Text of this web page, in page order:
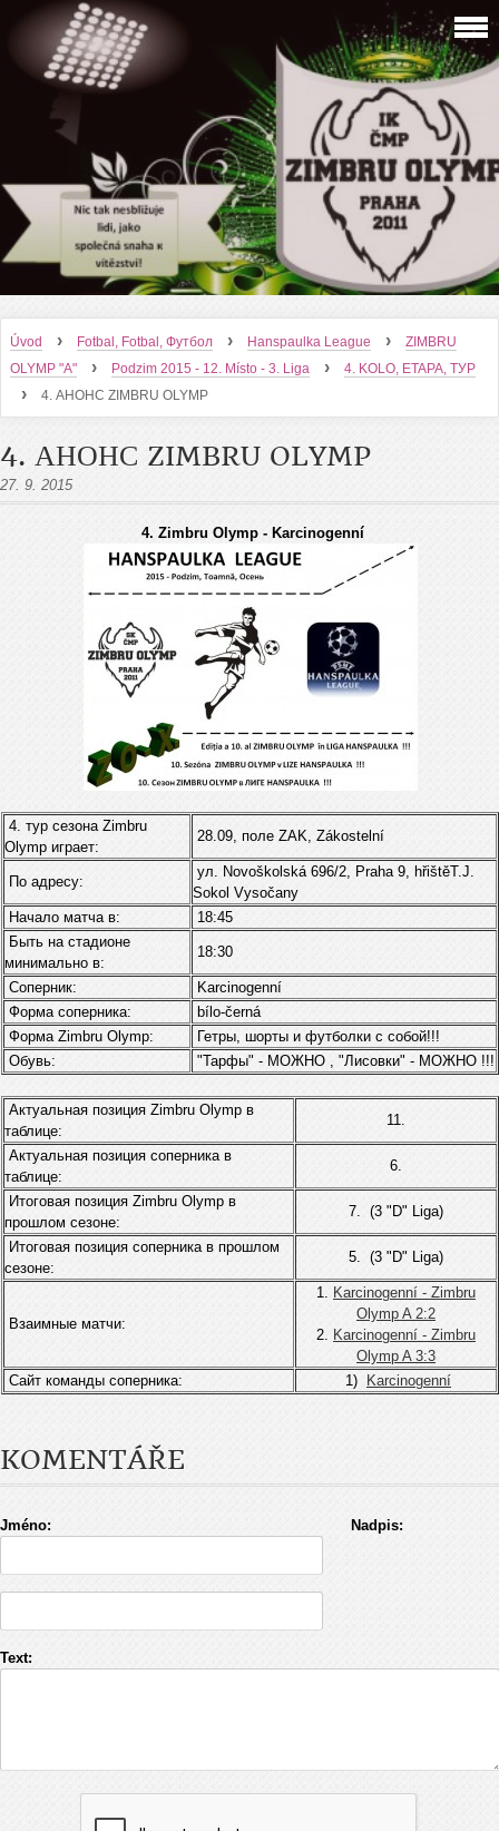
Úvod › Fotbal, Fotbal, Футбол › Hanspaulka League ›
ZIMBRU
OLYMP "A"
› Podzim 2015 - 12. Místo - 3. Liga › 4. KOLO, ETAPA, ТУР
› 4. АНОНС ZIMBRU OLYMP
4. АНОНС ZIMBRU OLYMP
27. 9. 2015
4. Zimbru Olymp - Karcinogenní
4. тур сезона Zimbru
Оlymp играет:
28.09, поле ZAK, Zákostelní
По адресу:
ул. Novoškolská 696/2, Praha 9, hřištěT.J.
Sokol Vysočany
Начало матча в:
18:45
Быть на стадионе
минимально в:
18:30
Соперник:
Karcinogenní
Форма соперника:
bílo-černá
Форма Zimbru Olymp:
Гетры, шорты и футболки с собой!!!
Обувь:
"Тарфы" - МОЖНО , "Лисовки" - МОЖНО !!!
Актуальная позиция Zimbru Olymp в
таблице:
11.
Актуальная позиция соперника в
таблице:
6.
Итоговая позиция Zimbru Olymp в
прошлом сезоне:
7. (3 "D" Liga)
Итоговая позиция соперника в прошлом
сезоне:
5. (3 "D" Liga)
Взаимные матчи:
1. Karcinogenní - Zimbru
Olymp A 2:2
2. Karcinogenní - Zimbru
Olymp A 3:3
Сайт команды соперника:
1) Karcinogenní
KOMENTÁŘE
Jméno: Nadpis:
Text: